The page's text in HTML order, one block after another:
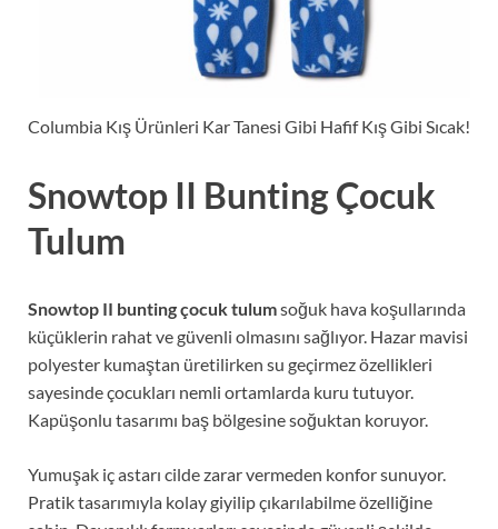
Columbia Kış Ürünleri Kar Tanesi Gibi Hafif Kış Gibi Sıcak!
Snowtop II Bunting Çocuk
Tulum
Snowtop II bunting çocuk tulumsoğuk hava koşullarında
küçüklerin rahat ve güvenli olmasını sağlıyor. Hazar mavisi
polyester kumaştan üretilirken su geçirmez özellikleri
sayesinde çocukları nemli ortamlarda kuru tutuyor.
Kapüşonlu tasarımı baş bölgesine soğuktan koruyor.
Yumuşak iç astarı cilde zarar vermeden konfor sunuyor.
Pratik tasarımıyla kolay giyilip çıkarılabilme özelliğine